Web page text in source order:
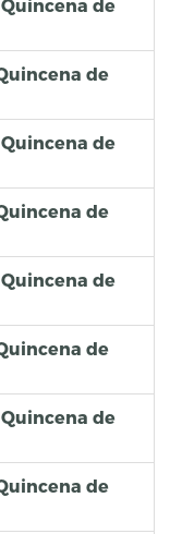
de
de
de
de
de
de
de
de